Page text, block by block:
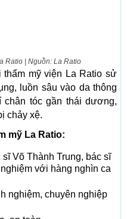
Ratio | Nguồn: La Ratio
thẩm mỹ viện La Ratio sử
luồn sâu vào da thông
tóc gần thái dương,
chảy xệ.
mỹ La Ratio:
Võ Thành Trung, bác sĩ
với hàng nghìn ca
nghiệm, chuyên nghiệp